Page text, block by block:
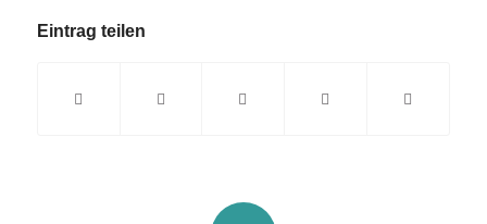
Eintrag teilen